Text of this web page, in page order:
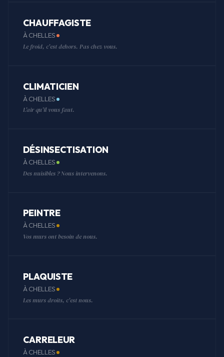
CHAUFFAGISTE
À CHELLES
Le froid, c'est dehors. Pas chez vous.
CLIMATICIEN
À CHELLES
L'air qu'il vous faut.
DÉSINSECTISATION
À CHELLES
Des nuisibles ? Nous intervenons.
PEINTRE
À CHELLES
Vos murs ont besoin de nous.
PLAQUISTE
À CHELLES
Les murs droits, c'est nous.
CARRELEUR
À CHELLES